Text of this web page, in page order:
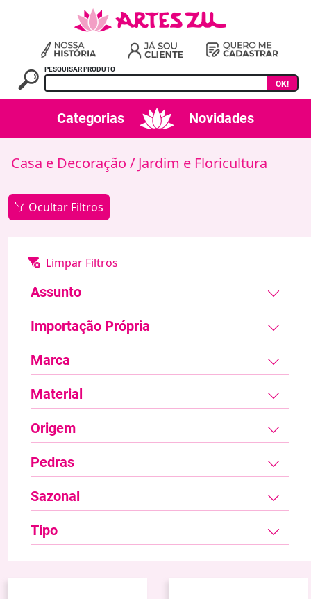
PESQUISAR PRODUTO
OK!
Categorias Novidades
Casa e Decoração / Jardim e Floricultura
Ocultar Filtros
Assunto
Importação Própria
Marca
Material
Origem
Pedras
Sazonal
Tipo